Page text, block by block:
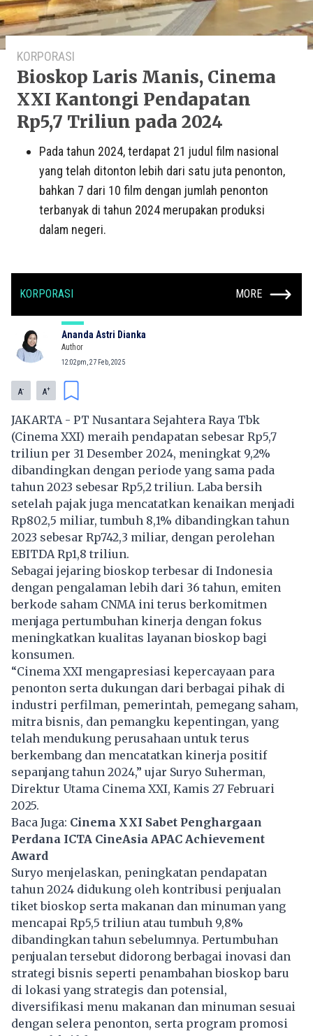
KORPORASI
Bioskop Laris Manis, Cinema
XXI Kantongi Pendapatan
Rp5,7 Triliun pada 2024
Pada tahun 2024, terdapat 21 judul film nasional
yang telah ditonton lebih dari satu juta penonton,
bahkan 7 dari 10 film dengan jumlah penonton
terbanyak di tahun 2024 merupakan produksi
dalam negeri.
KORPORASI MORE
Ananda Astri Dianka
Author
12:02pm, 27 Feb, 2025
A- A+
JAKARTA - PT Nusantara Sejahtera Raya Tbk
(Cinema XXI) meraih pendapatan sebesar Rp5,7
triliun per 31 Desember 2024, meningkat 9,2%
dibandingkan dengan periode yang sama pada
tahun 2023 sebesar Rp5,2 triliun. Laba bersih
setelah pajak juga mencatatkan kenaikan menjadi
Rp802,5 miliar, tumbuh 8,1% dibandingkan tahun
2023 sebesar Rp742,3 miliar, dengan perolehan
EBITDA Rp1,8 triliun.
Sebagai jejaring bioskop terbesar di Indonesia
dengan pengalaman lebih dari 36 tahun, emiten
berkode saham CNMA ini terus berkomitmen
menjaga pertumbuhan kinerja dengan fokus
meningkatkan kualitas layanan bioskop bagi
konsumen.
“Cinema XXI mengapresiasi kepercayaan para
penonton serta dukungan dari berbagai pihak di
industri perfilman, pemerintah, pemegang saham,
mitra bisnis, dan pemangku kepentingan, yang
telah mendukung perusahaan untuk terus
berkembang dan mencatatkan kinerja positif
sepanjang tahun 2024,” ujar Suryo Suherman,
Direktur Utama Cinema XXI, Kamis 27 Februari
2025.
Baca Juga: Cinema XXI Sabet Penghargaan
Perdana ICTA CineAsia APAC Achievement
Award
Suryo menjelaskan, peningkatan pendapatan
tahun 2024 didukung oleh kontribusi penjualan
tiket bioskop serta makanan dan minuman yang
mencapai Rp5,5 triliun atau tumbuh 9,8%
dibandingkan tahun sebelumnya. Pertumbuhan
penjualan tersebut didorong berbagai inovasi dan
strategi bisnis seperti penambahan bioskop baru
di lokasi yang strategis dan potensial,
diversifikasi menu makanan dan minuman sesuai
dengan selera penonton, serta program promosi